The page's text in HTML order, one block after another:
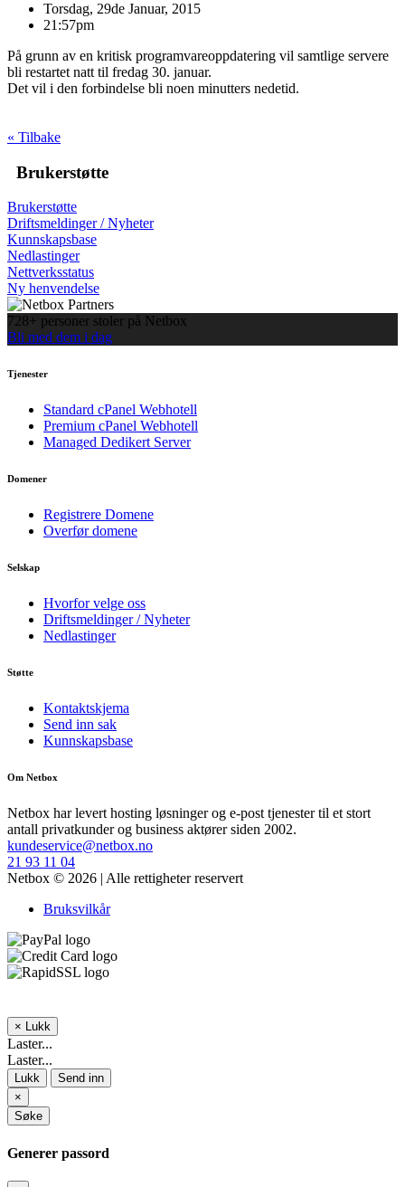
Torsdag, 29de Januar, 2015
21:57pm
På grunn av en kritisk programvareoppdatering vil samtlige servere
bli restartet natt til fredag 30. januar.
Det vil i den forbindelse bli noen minutters nedetid.
« Tilbake
Brukerstøtte
Brukerstøtte
Driftsmeldinger / Nyheter
Kunnskapsbase
Nedlastinger
Nettverksstatus
Ny henvendelse
728+ personer stoler på Netbox
Bli med dem i dag
Tjenester
Standard cPanel Webhotell
Premium cPanel Webhotell
Managed Dedikert Server
Domener
Registrere Domene
Overfør domene
Selskap
Hvorfor velge oss
Driftsmeldinger / Nyheter
Nedlastinger
Støtte
Kontaktskjema
Send inn sak
Kunnskapsbase
Om Netbox
Netbox har levert hosting løsninger og e-post tjenester til et stort
antall privatkunder og business aktører siden 2002.
kundeservice@netbox.no
21 93 11 04
Netbox © 2026 | Alle rettigheter reservert
Bruksvilkår
× Lukk
Laster...
Laster...
Lukk
Send inn
×
Søke
Generer passord